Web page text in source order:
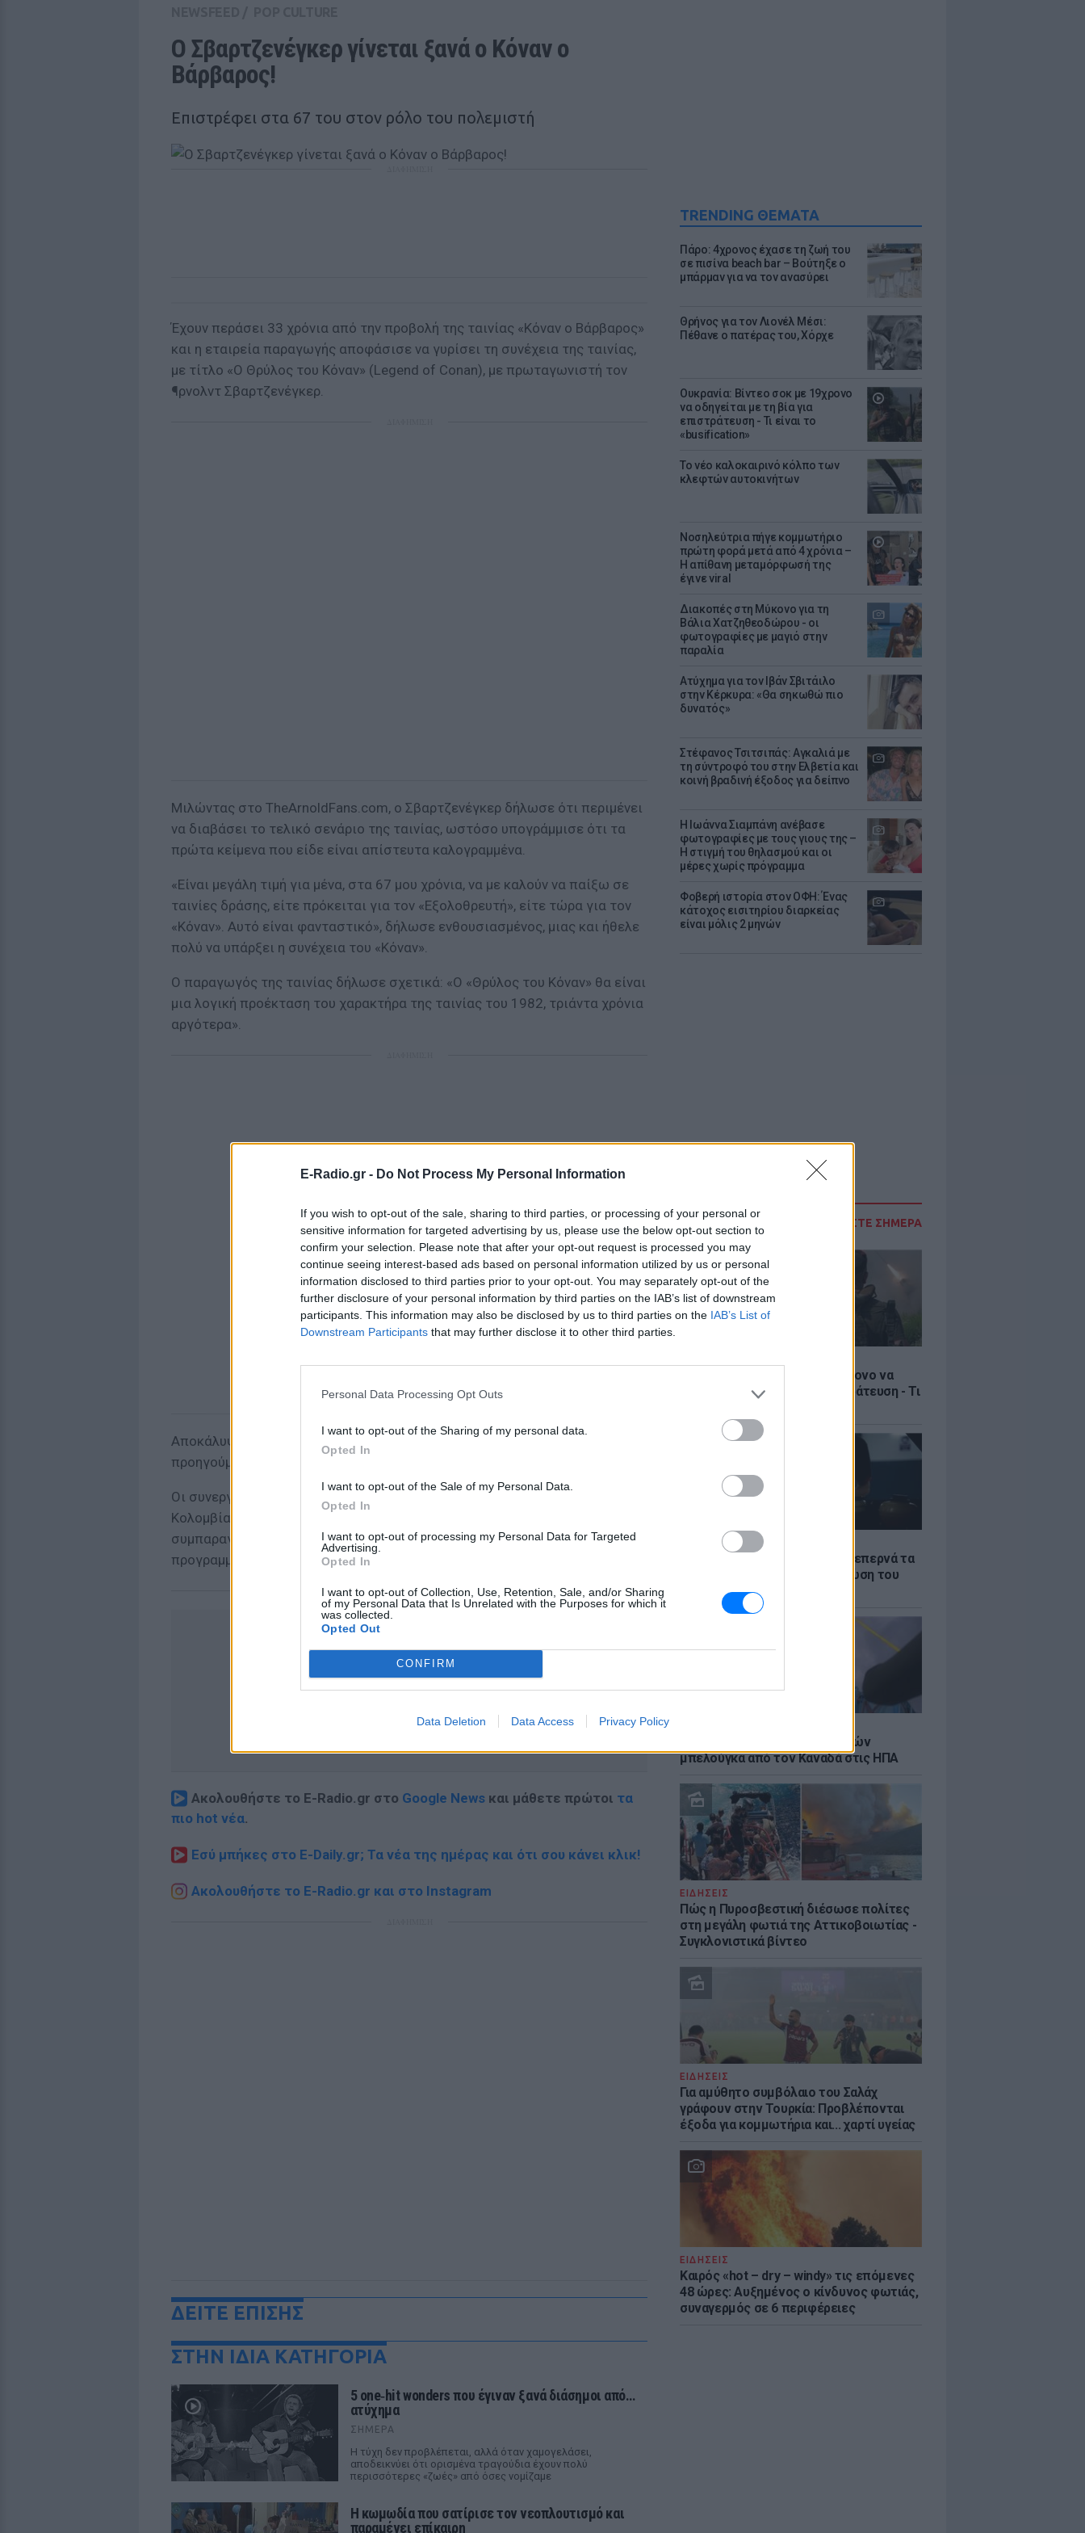
E-Radio.gr - Do Not Process My Personal Information
If you wish to opt-out of the sale, sharing to third parties, or processing of your personal or
sensitive information for targeted advertising by us, please use the below opt-out section to
confirm your selection. Please note that after your opt-out request is processed you may
continue seeing interest-based ads based on personal information utilized by us or personal
information disclosed to third parties prior to your opt-out. You may separately opt-out of the
further disclosure of your personal information by third parties on the IAB’s list of downstream
participants. This information may also be disclosed by us to third parties on the IAB’s List of
Downstream Participants that may further disclose it to other third parties.
Personal Data Processing Opt Outs
I want to opt-out of the Sharing of my personal data.
Opted In
I want to opt-out of the Sale of my Personal Data.
Opted In
I want to opt-out of processing my Personal Data for Targeted
Advertising.
Opted In
I want to opt-out of Collection, Use, Retention, Sale, and/or Sharing
of my Personal Data that Is Unrelated with the Purposes for which it
was collected.
Opted Out
CONFIRM
Data Deletion Data Access Privacy Policy
TRENDING ΘΕΜΑΤΑ
Πάρο: 4χρονος έχασε τη ζωή του
σε πισίνα beach bar – Βούτηξε ο
μπάρμαν για να τον ανασύρει
Θρήνος για τον Λιονέλ Μέσι:
Πέθανε ο πατέρας του, Χόρχε
Ουκρανία: Βίντεο σοκ με 19χρονο
να οδηγείται με τη βία για
επιστράτευση - Τι είναι το
«busification»
Το νέο καλοκαιρινό κόλπο των
κλεφτών αυτοκινήτων
Νοσηλεύτρια πήγε κομμωτήριο
πρώτη φορά μετά από 4 χρόνια –
Η απίθανη μεταμόρφωσή της
έγινε viral
Διακοπές στη Μύκονο για τη
Βάλια Χατζηθεοδώρου - οι
φωτογραφίες με μαγιό στην
παραλία
Ατύχημα για τον Ιβάν Σβιτάιλο
στην Κέρκυρα: «Θα σηκωθώ πιο
δυνατός»
Στέφανος Τσιτσιπάς: Αγκαλιά με
τη σύντροφό του στην Ελβετία και
κοινή βραδινή έξοδος για δείπνο
H Ιωάννα Σιαμπάνη ανέβασε
φωτογραφίες με τους γιους της –
Η στιγμή του θηλασμού και οι
μέρες χωρίς πρόγραμμα
Φοβερή ιστορία στον ΟΦΗ: Ένας
κάτοχος εισιτηρίου διαρκείας
είναι μόλις 2 μηνών
ΔΙΑΒΑΣΤΕ ΣΗΜΕΡΑ
Ουκρανία: Βίντεο σοκ με 19χρονο να
οδηγείται με τη βία για επιστράτευση - Τι
ΕΙΔΗΣΕΙΣ
Καύσιμα «φωτιά»: Η βενζίνη ξεπερνά τα
2 ευρώ το λίτρο παρά την πτώση του
αργού πετρελαίου διεθνώς
Ιστορική μεταφορά 30 φαλαινών
μπελούγκα από τον Καναδά στις ΗΠΑ
ΕΙΔΗΣΕΙΣ
Πώς η Πυροσβεστική διέσωσε πολίτες
στη μεγάλη φωτιά της Αττικοβοιωτίας -
Συγκλονιστικά βίντεο
ΕΙΔΗΣΕΙΣ
Για αμύθητο συμβόλαιο του Σαλάχ
γράφουν στην Τουρκία: Προβλέπονται
έξοδα για κομμωτήρια και... χαρτί υγείας
ΕΙΔΗΣΕΙΣ
Καιρός «hot – dry – windy» τις επόμενες
48 ώρες: Αυξημένος ο κίνδυνος φωτιάς,
συναγερμός σε 6 περιφέρειες
Ο Σβαρτζενέγκερ γίνεται ξανά ο Κόναν ο
Βάρβαρος!
Επιστρέφει στα 67 του στον ρόλο του πολεμιστή
Έχουν περάσει 33 χρόνια από την προβολή της ταινίας «Κόναν ο Βάρβαρος»
και η εταιρεία παραγωγής αποφάσισε να γυρίσει τη συνέχεια της ταινίας,
με τίτλο «Ο Θρύλος του Κόναν» (Legend of Conan), με πρωταγωνιστή τον
¶ρνολντ Σβαρτζενέγκερ.
Μιλώντας στο TheArnoldFans.com, ο Σβαρτζενέγκερ δήλωσε ότι περιμένει
να διαβάσει το τελικό σενάριο της ταινίας, ωστόσο υπογράμμισε ότι τα
πρώτα κείμενα που είδε είναι απίστευτα καλογραμμένα.
«Είναι μεγάλη τιμή για μένα, στα 67 μου χρόνια, να με καλούν να παίξω σε
ταινίες δράσης, είτε πρόκειται για τον «Εξολοθρευτή», είτε τώρα για τον
«Κόναν». Αυτό είναι φανταστικό», δήλωσε ενθουσιασμένος, μιας και ήθελε
πολύ να υπάρξει η συνέχεια του «Κόναν».
Ο παραγωγός της ταινίας δήλωσε σχετικά: «Ο «Θρύλος του Κόναν» θα είναι
μια λογική προέκταση του χαρακτήρα της ταινίας του 1982, τριάντα χρόνια
αργότερα».
Αποκάλυψε, επίσης, ότι τουλάχιστον τρεις χαρακτήρες από την
προηγούμενη ταινία θα υπάρχουν και στη νέα.
Οι συνεργάτες της εταιρείας έχουν επισκεφτεί την Ισπανία και την
Κολομβία, προκειμένου να επιλεγεί ο τόπος των γυρισμάτων, δήλωσε ο
συμπαραγωγός του φιλμ και επισήμανε ότι τα γυρίσματα
προγραμματίζονται για το φθινόπωρο.
ΔΙΑΦΗΜΙΣΗ
Ακολουθήστε το E-Radio.gr στο Google News και μάθετε πρώτοι τα
πιο hot νέα.
Εσύ μπήκες στο E-Daily.gr; Τα νέα της ημέρας και ότι σου κάνει κλικ!
Ακολουθήστε το E-Radio.gr και στο Instagram
ΔΕΙΤΕ ΕΠΙΣΗΣ
ΣΤΗΝ ΙΔΙΑ ΚΑΤΗΓΟΡΙΑ
5 one‑hit wonders που έγιναν ξανά διάσημοι από…
ατύχημα
ΣΉΜΕΡΑ
Η τύχη δεν προβλέπεται, αλλά όταν χαμογελάσει,
αποδεικνύει ότι ορισμένα τραγούδια έχουν πολύ
περισσότερες «ζωές» από όσες νομίζαμε
Η κωμωδία που σατίρισε τον νεοπλουτισμό και
παραμένει επίκαιρη